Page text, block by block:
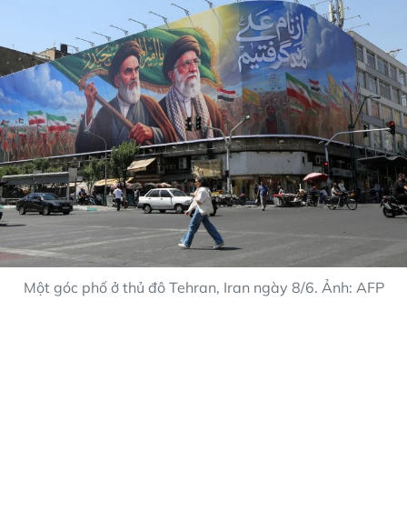
Một góc phố ở thủ đô Tehran, Iran ngày 8/6. Ảnh: AFP